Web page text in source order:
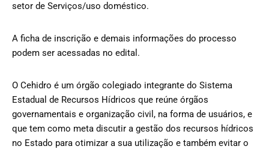
setor de Serviços/uso doméstico.
A ficha de inscrição e demais informações do processo
podem ser acessadas no edital.
O Cehidro é um órgão colegiado integrante do Sistema
Estadual de Recursos Hídricos que reúne órgãos
governamentais e organização civil, na forma de usuários, e
que tem como meta discutir a gestão dos recursos hídricos
no Estado para otimizar a sua utilização e também evitar o